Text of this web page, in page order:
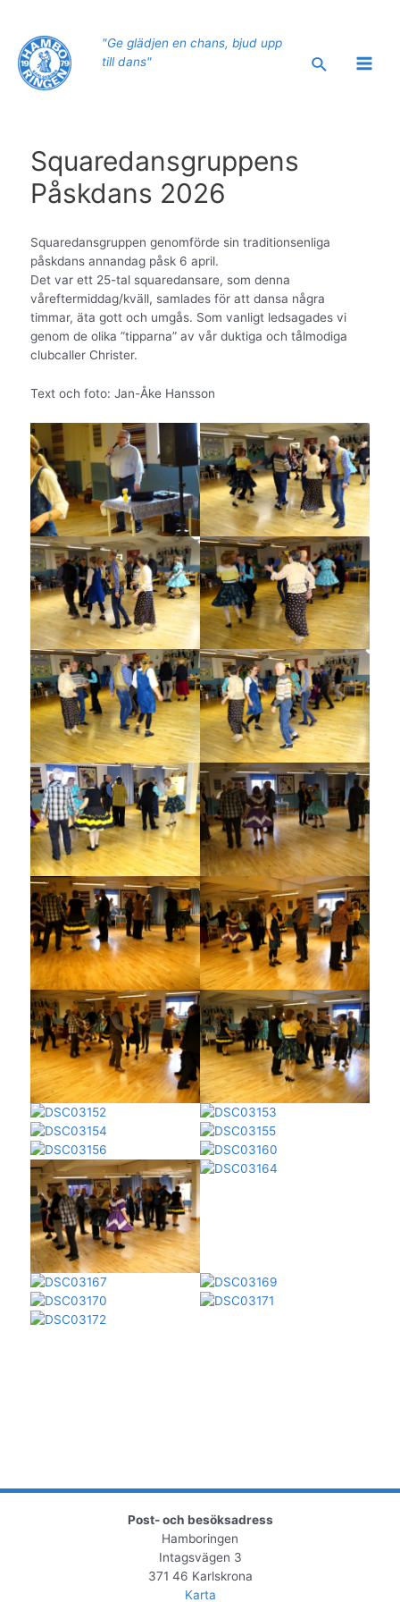
innehåll
"Ge glädjen en chans, bjud upp
till dans"
Sök
Main
Squaredansgruppens
Påskdans 2026
Squaredansgruppen genomförde sin traditionsenliga
påskdans annandag påsk 6 april.
Det var ett 25-tal squaredansare, som denna
våreftermiddag/kväll, samlades för att dansa några
timmar, äta gott och umgås. Som vanligt ledsagades vi
genom de olika ”tipparna” av vår duktiga och tålmodiga
clubcaller Christer.
Text och foto: Jan-Åke Hansson
Post- och besöksadress
Hamboringen
Intagsvägen 3
371 46 Karlskrona
Karta